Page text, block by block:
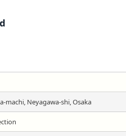
machi, Neyagawa-shi, Osaka